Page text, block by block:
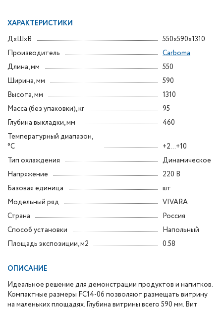
ХАРАКТЕРИСТИКИ
ДxШxВ
550x590x1310
Производитель
Carboma
Длина, мм
550
Ширина, мм
590
Высота, мм
1310
Масса (без упаковки), кг
95
Глубина выкладки, мм
460
Температурный диапазон,
°C
+2...+10
Тип охлаждения
Динамическое
Напряжение
220 В
Базовая единица
шт
Модельный ряд
VIVARA
Страна
Россия
Способ установки
Напольный
Площадь экспозиции, м2
0.58
ОПИСАНИЕ
Идеальное решение для демонстрации продуктов и напитков.
Компактные размеры FC14-06 позволяют размещать витрину
на маленьких площадях. Глубина витрины всего 590 мм. Вит